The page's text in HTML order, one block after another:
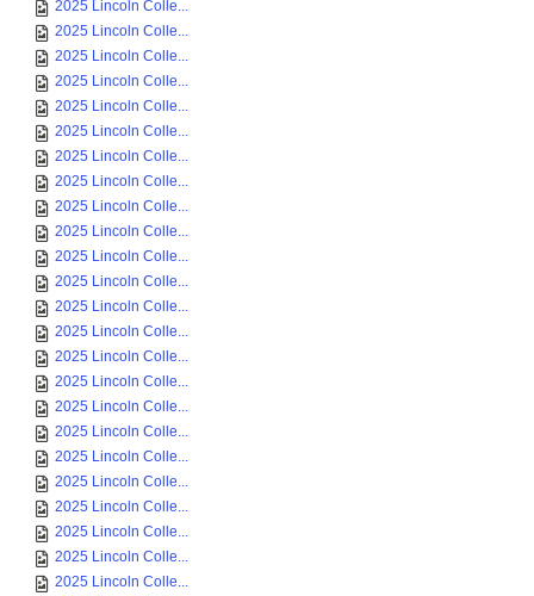
2025 Lincoln Colle...
2025 Lincoln Colle...
2025 Lincoln Colle...
2025 Lincoln Colle...
2025 Lincoln Colle...
2025 Lincoln Colle...
2025 Lincoln Colle...
2025 Lincoln Colle...
2025 Lincoln Colle...
2025 Lincoln Colle...
2025 Lincoln Colle...
2025 Lincoln Colle...
2025 Lincoln Colle...
2025 Lincoln Colle...
2025 Lincoln Colle...
2025 Lincoln Colle...
2025 Lincoln Colle...
2025 Lincoln Colle...
2025 Lincoln Colle...
2025 Lincoln Colle...
2025 Lincoln Colle...
2025 Lincoln Colle...
2025 Lincoln Colle...
2025 Lincoln Colle...